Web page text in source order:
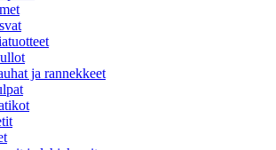
ja rannekkeet